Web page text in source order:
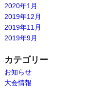
2020年1月
2019年12月
2019年11月
2019年9月
カテゴリー
お知らせ
大会情報